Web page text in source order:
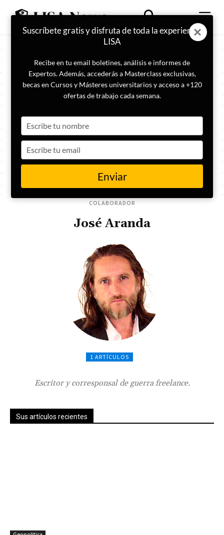
COLABORADOR
José Aranda
1 ARTÍCULOS
Escritor y corresponsal de guerra freelance.
Sus artículos recientes
Suscríbete gratis y disfruta de toda la experiencia
LISA
Recibe en tu email boletines, análisis e informes de
Expertos. Además, accederás a Masterclass exclusivas,
becas en Cursos y Másteres universitarios y acceso a +120
ofertas de trabajo cada semana.
your
name
your
email
Enviar